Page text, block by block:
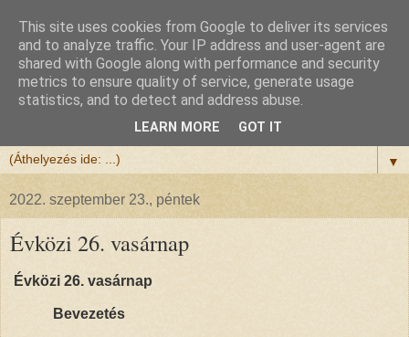
Félix atya
Szeretettel köszöntöm a honlapomra ellátogatót.
▼
2022. szeptember 23., péntek
Évközi 26. vasárnap
Évközi 26. vasárnap
Bevezetés
This site uses cookies from Google to deliver its services
and to analyze traffic. Your IP address and user-agent are
shared with Google along with performance and security
metrics to ensure quality of service, generate usage
statistics, and to detect and address abuse.
LEARN MORE GOT IT